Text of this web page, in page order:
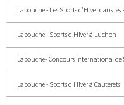
Labouche - Les Sports d'Hiver dans les
Labouche - Sports d'Hiver à Luchon
Labouche- Concours International de
Labouche - Sports d'Hiver à Cauterets